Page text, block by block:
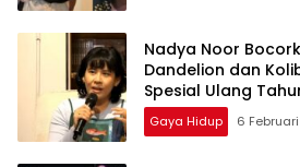
Nadya Noor
Dandelion dan
Spesial Ulang
Gaya Hidup 6